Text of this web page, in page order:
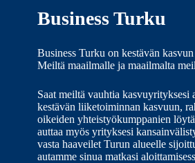
Business Turku
Business Turku on kestävän
Meiltä maailmalle ja maailmalta
Saat meiltä vauhtia kasvuyrityksesi
kestävän liiketoiminnan kasvuun,
oikeiden yhteistyökumppanien
auttaa myös yrityksesi
vasta haaveilet Turun alueelle
autamme sinua matkasi